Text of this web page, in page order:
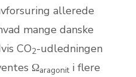
allerede
mange danske
CO2-udledningen
Ωaragonit i flere